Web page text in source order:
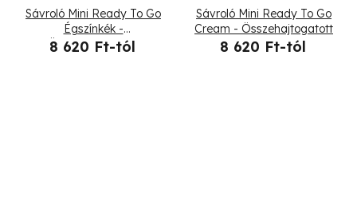
Sávroló Mini Ready To Go
Égszínkék -
Összehajtogatott
8 620 Ft-tól
Sávroló Mini Ready To Go
Cream - Összehajtogatott
8 620 Ft-tól